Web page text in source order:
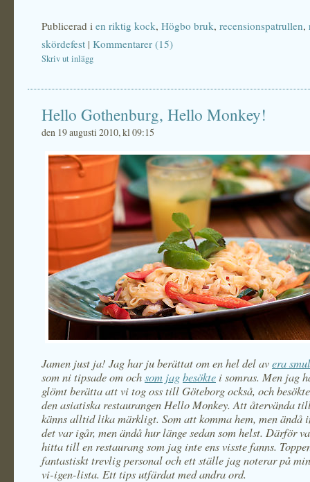
Publicerad i en riktig kock, Högbo bruk, recensionspatrullen,
skördefest | Kommentarer (15)
Skriv ut inlägg
Hello Gothenburg, Hello Monkey!
den 19 augusti 2010, kl 09:15
Jamen just ja! Jag har ju berättat om en hel del avera
som ni tipsade om ochsom jagbesökte i somras. Men jag
glömt berätta att vi tog oss till Göteborg också, och
den asiatiska restaurangen Hello Monkey. Att återvända
känns alltid lika märkligt. Som att komma hem, men ändå
det var igår, men ändå hur länge sedan som helst. Därför
hitta till en restaurang som jag inte ens visste fanns.
fantastiskt trevlig personal och ett ställe jag noterar på
vi-igen-lista. Ett tips utfärdat med andra ord.